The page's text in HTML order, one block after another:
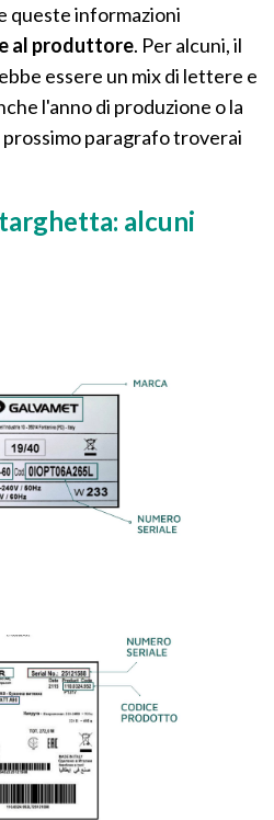
queste informazioni
al produttore. Per alcuni, il
essere un mix di lettere e
l'anno di produzione o la
paragrafo troverai
alcuni